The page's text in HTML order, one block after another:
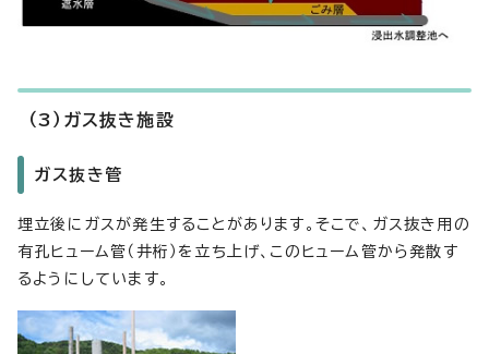
（3）ガス抜き施設
ガス抜き管
埋立後にガスが発生することがあります。そこで、ガス抜き用の
有孔ヒューム管（井桁）を立ち上げ、このヒューム管から発散す
るようにしています。